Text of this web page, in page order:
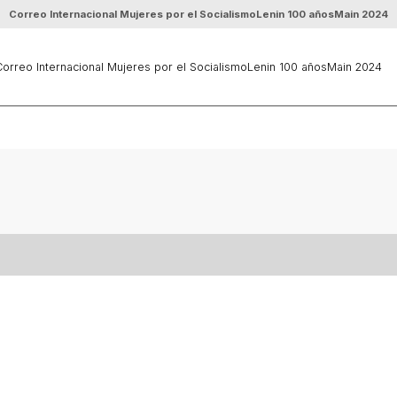
Correo Internacional Mujeres por el SocialismoLenin 100 añosMain 2024
Internacional Mujeres por el SocialismoLenin 100 añosMain 2024